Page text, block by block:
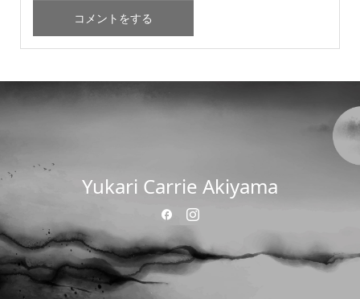
Yukari Carrie Akiyama